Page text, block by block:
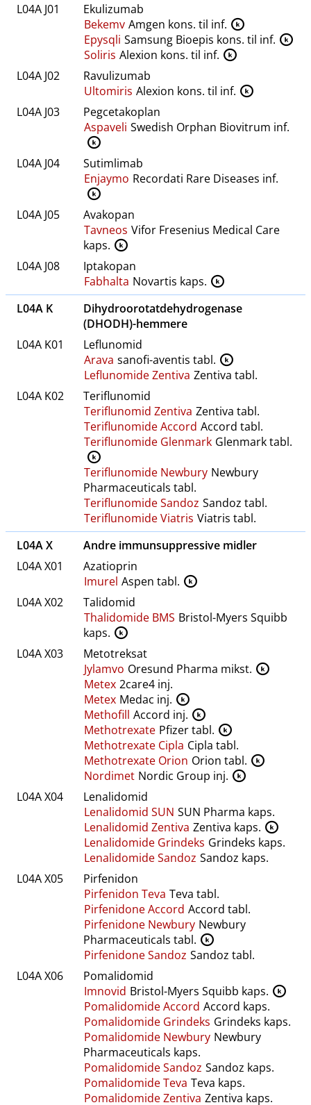
L04A J01
Ekulizumab
Bekemv Amgen kons. til inf. K
Epysqli Samsung Bioepis kons. til inf. K
Soliris Alexion kons. til inf. K
L04A J02
Ravulizumab
Ultomiris Alexion kons. til inf. K
L04A J03
Pegcetakoplan
Aspaveli Swedish Orphan Biovitrum inf.
K
L04A J04
Sutimlimab
Enjaymo Recordati Rare Diseases inf.
K
L04A J05
Avakopan
Tavneos Vifor Fresenius Medical Care
kaps. K
L04A J08
Iptakopan
Fabhalta Novartis kaps. K
L04A K
Dihydroorotatdehydrogenase
(DHODH)-hemmere
L04A K01
Leflunomid
Arava sanofi-aventis tabl. K
Leflunomide Zentiva Zentiva tabl.
L04A K02
Teriflunomid
Teriflunomid Zentiva Zentiva tabl.
Teriflunomide Accord Accord tabl.
Teriflunomide Glenmark Glenmark tabl.
K
Teriflunomide Newbury Newbury
Pharmaceuticals tabl.
Teriflunomide Sandoz Sandoz tabl.
Teriflunomide Viatris Viatris tabl.
L04A X
Andre immunsuppressive midler
L04A X01
Azatioprin
Imurel Aspen tabl. K
L04A X02
Talidomid
Thalidomide BMS Bristol-Myers Squibb
kaps. K
L04A X03
Metotreksat
Jylamvo Oresund Pharma mikst. K
Metex 2care4 inj.
Metex Medac inj. K
Methofill Accord inj. K
Methotrexate Pfizer tabl. K
Methotrexate Cipla Cipla tabl.
Methotrexate Orion Orion tabl. K
Nordimet Nordic Group inj. K
L04A X04
Lenalidomid
Lenalidomid SUN SUN Pharma kaps.
Lenalidomid Zentiva Zentiva kaps. K
Lenalidomide Grindeks Grindeks kaps.
Lenalidomide Sandoz Sandoz kaps.
L04A X05
Pirfenidon
Pirfenidon Teva Teva tabl.
Pirfenidone Accord Accord tabl.
Pirfenidone Newbury Newbury
Pharmaceuticals tabl. K
Pirfenidone Sandoz Sandoz tabl.
L04A X06
Pomalidomid
Imnovid Bristol-Myers Squibb kaps. K
Pomalidomide Accord Accord kaps.
Pomalidomide Grindeks Grindeks kaps.
Pomalidomide Newbury Newbury
Pharmaceuticals kaps.
Pomalidomide Sandoz Sandoz kaps.
Pomalidomide Teva Teva kaps.
Pomalidomide Zentiva Zentiva kaps.